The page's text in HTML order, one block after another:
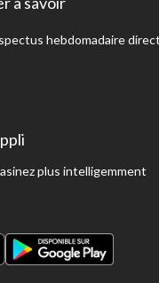
hebdomadaire
plus intelligemment